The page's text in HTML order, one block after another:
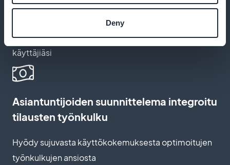
Deny
Tilaussivun mukauttaminen
Luo tilaussivu, joka kuvastaa brändiäsi ja sitouttaa
käyttäjiäsi
Asiantuntijoiden suunnittelema integroitu
tilausten työnkulku
Hyödy sujuvasta käyttökokemuksesta optimoitujen
työnkulkujen ansiosta